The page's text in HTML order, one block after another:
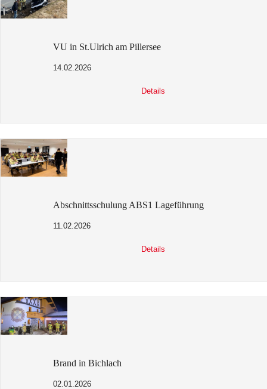
VU in St.Ulrich am Pillersee
14.02.2026
Details
Abschnittsschulung ABS1 Lageführung
11.02.2026
Details
Brand in Bichlach
02.01.2026